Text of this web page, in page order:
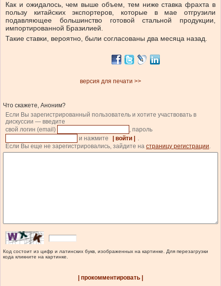
Как и ожидалось, чем выше объем, тем ниже ставка фрахта в
пользу китайских экспортеров, которые в мае отгрузили
подавляющее большинство готовой стальной продукции,
импортированной Бразилией.
Такие ставки, вероятно, были согласованы два месяца назад.
версия для печати >>
Что скажете, Аноним?
Если Вы зарегистрированный пользователь и хотите участвовать в
дискуссии — введите
свой логин (email)
, пароль
и нажмите
| войти |
.
Если Вы еще не зарегистрировались, зайдите на страницу регистрации.
Код состоит из цифр и латинских букв, изображенных на картинке. Для перезагрузки
кода кликните на картинке.
| прокомментировать |